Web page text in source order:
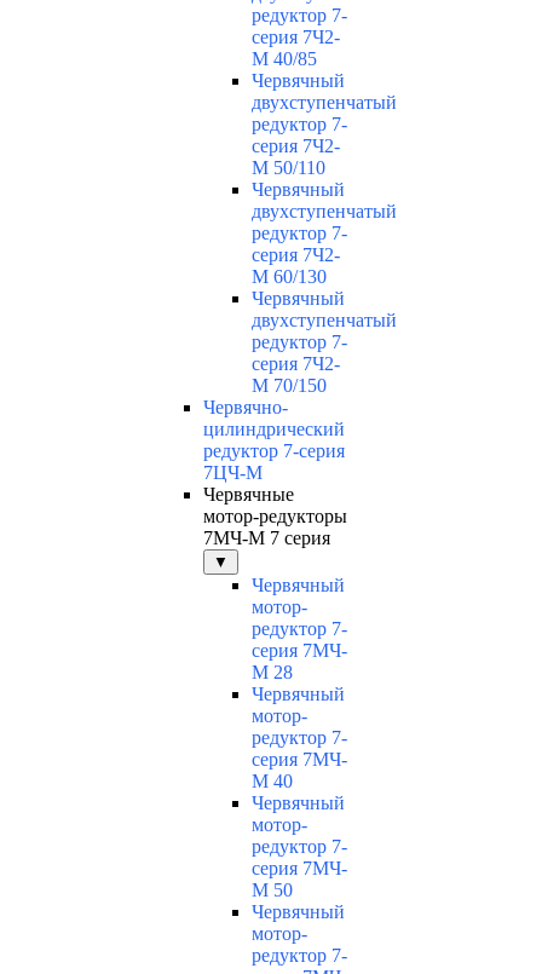
редуктор 7-
серия 7Ч2-
М 40/85
Червячный
двухступенчатый
редуктор 7-
серия 7Ч2-
М 50/110
Червячный
двухступенчатый
редуктор 7-
серия 7Ч2-
М 60/130
Червячный
двухступенчатый
редуктор 7-
серия 7Ч2-
М 70/150
Червячно-
цилиндрический
редуктор 7-серия
7ЦЧ-М
Червячные
мотор-редукторы
7МЧ-М 7 серия
▼
Червячный
мотор-
редуктор 7-
серия 7МЧ-
М 28
Червячный
мотор-
редуктор 7-
серия 7МЧ-
М 40
Червячный
мотор-
редуктор 7-
серия 7МЧ-
М 50
Червячный
мотор-
редуктор 7-